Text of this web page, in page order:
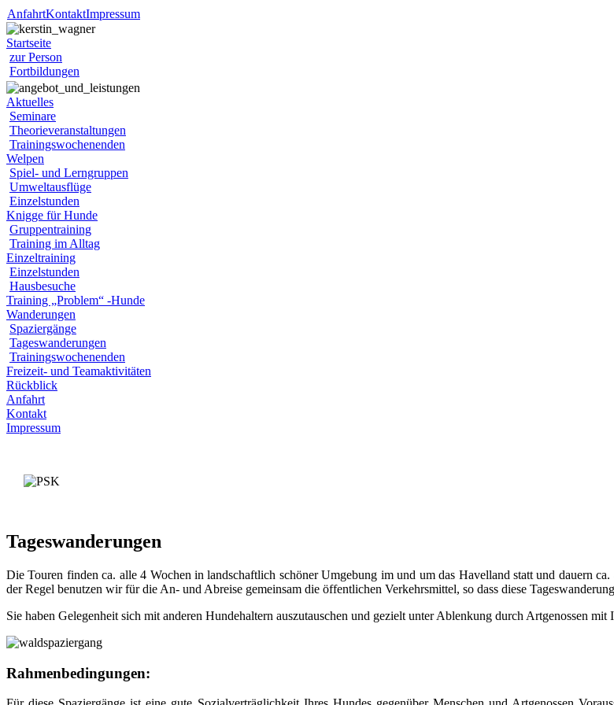
AnfahrtKontaktImpressum
Startseite
zur Person
Fortbildungen
Aktuelles
Seminare
Theorieveranstaltungen
Trainingswochenenden
Welpen
Spiel- und Lerngruppen
Umweltausflüge
Einzelstunden
Knigge für Hunde
Gruppentraining
Training im Alltag
Einzeltraining
Einzelstunden
Hausbesuche
Training „Problem“ -Hunde
Wanderungen
Spaziergänge
Tageswanderungen
Trainingswochenenden
Freizeit- und Teamaktivitäten
Rückblick
Anfahrt
Kontakt
Impressum
Tageswanderungen
Die Touren finden ca. alle 4 Wochen in landschaftlich schöner Umgebung im und um das Havelland statt und dauern
der Regel benutzen wir für die An- und Abreise gemeinsam die öffentlichen Verkehrsmittel, so dass diese
Sie haben Gelegenheit sich mit anderen Hundehaltern auszutauschen und gezielt unter Ablenkung durch Artgenossen mit
Rahmenbedingungen: